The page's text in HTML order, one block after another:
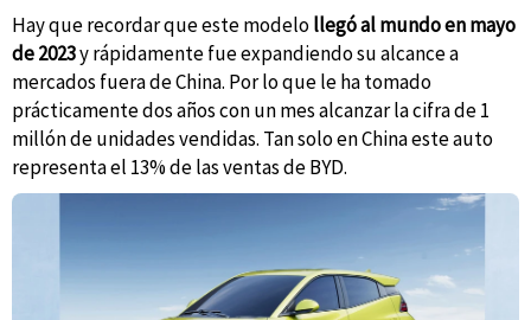
Hay que recordar que este modelollegó al mundo en mayo
de 2023y rápidamente fue expandiendo su alcance a
mercados fuera de China. Por lo que le ha tomado
prácticamente dos años con un mes alcanzar la cifra de 1
millón de unidades vendidas. Tan solo en China este auto
representa el 13% de las ventas de BYD.